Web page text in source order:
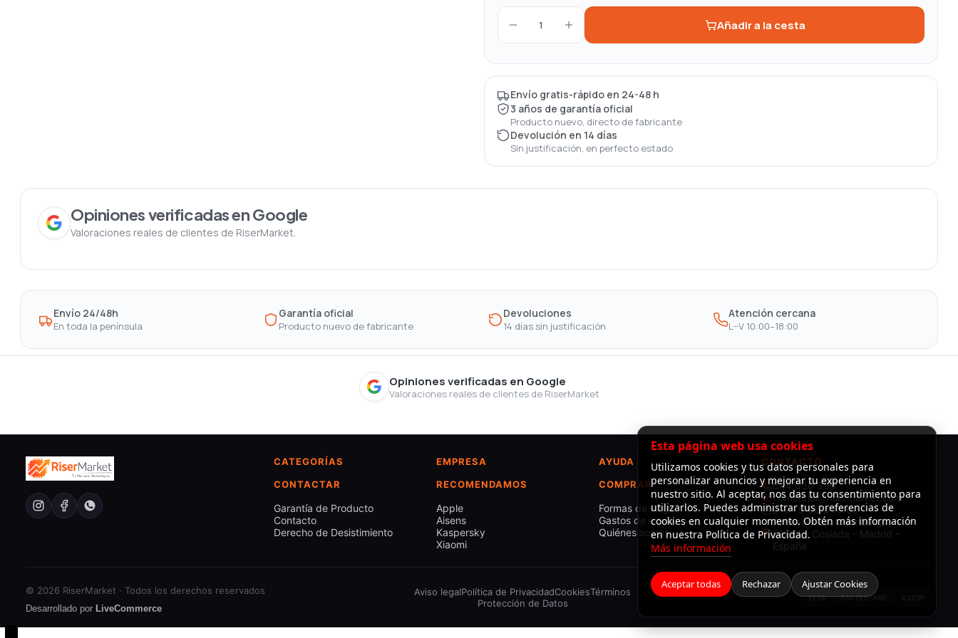
1 Añadir a la cesta
Envío gratis-rápido en 24-48 h
3 años de garantía oficial
Producto nuevo, directo de fabricante
Devolución en 14 días
Sin justificación, en perfecto estado
Opiniones verificadas en Google
Valoraciones reales de clientes de RiserMarket.
Envío 24/48h
En toda la península
Garantía oficial
Producto nuevo de fabricante
Devoluciones
14 días sin justificación
Atención cercana
L–V 10:00–18:00
Opiniones verificadas en Google
Valoraciones reales de clientes de RiserMarket
CATEGORÍAS
CONTACTAR
Garantía de Producto
Contacto
Derecho de Desistimiento
EMPRESA
RECOMENDAMOS
Apple
Aisens
Kaspersky
Xiaomi
AYUDA
COMPRAR
Formas de Pago
Gastos de envío
Quiénes somos
CONTACTO
644 030 396
comercial@risermarket.com
L–V · 9:00 a 19:00
Almacén: C/Luxemburgo, 3 -
28821 - Coslada - Madrid -
España
© 2026 RiserMarket · Todos los derechos reservados
Desarrollado por LiveCommerce
Aviso legalPolítica de PrivacidadCookiesTérminos
Protección de Datos
VISA MASTERCARD
Esta página web usa cookies
Utilizamos cookies y tus datos personales para
personalizar anuncios y mejorar tu experiencia en
nuestro sitio. Al aceptar, nos das tu consentimiento para
utilizarlos. Puedes administrar tus preferencias de
cookies en cualquier momento. Obtén más información
en nuestra Política de Privacidad.
Más información
Aceptar todas Rechazar Ajustar Cookies